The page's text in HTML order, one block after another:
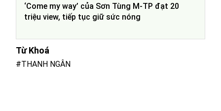
‘Come my way’ của Sơn Tùng M-TP đạt 20
triệu view, tiếp tục giữ sức nóng
Từ Khoá
#THANH NGÂN